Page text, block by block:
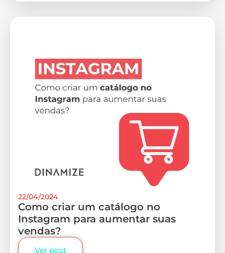
22/04/2024
Como criar um catálogo no
Instagram para aumentar suas
vendas?
Ver post